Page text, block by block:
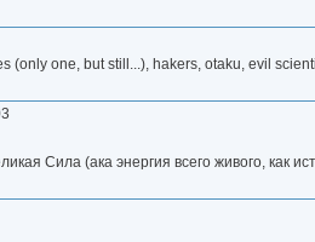
one, but still...), hakers, otaku, evil
Сила (ака энергия всего живого, как